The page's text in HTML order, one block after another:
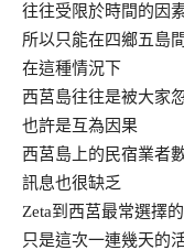
往往受限於時間的因
所以只能在四鄉五島
在這種情況下
西莒島往往是被大家
也許是互為因果
西莒島上的民宿業者
訊息也很缺乏
Zeta到西莒最常選擇
只是這次一連幾天的